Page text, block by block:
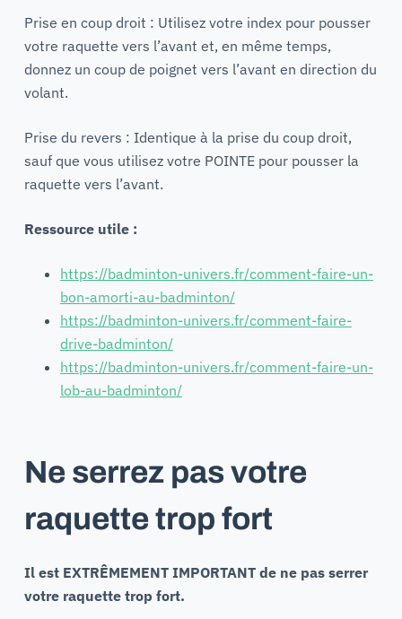
Prise en coup droit : Utilisez votre index pour pousser
votre raquette vers l’avant et, en même temps,
donnez un coup de poignet vers l’avant en direction du
volant.
Prise du revers : Identique à la prise du coup droit,
sauf que vous utilisez votre POINTE pour pousser la
raquette vers l’avant.
Ressource utile :
https://badminton-univers.fr/comment-faire-un-
bon-amorti-au-badminton/
https://badminton-univers.fr/comment-faire-
drive-badminton/
https://badminton-univers.fr/comment-faire-un-
lob-au-badminton/
Ne serrez pas votre
raquette trop fort
Il est EXTRÊMEMENT IMPORTANT de ne pas serrer
votre raquette trop fort.